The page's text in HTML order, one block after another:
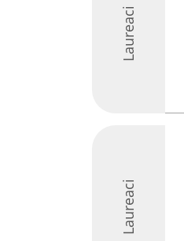
Laureaci
Laureaci